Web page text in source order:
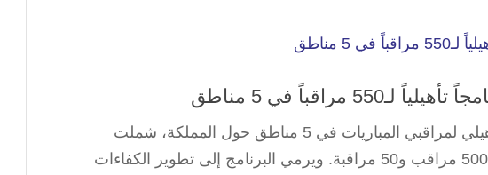
مراقباً في 5 مناطق
اختتم الاتحاد السعودي لكرة القدم برنامجه التأهيلي لمراقبي المباريات في 5 مناطق حول المملكة، شملت
الرياض وجدة والدمام وأبها والجوف، بمشاركة 500 مراقب و50 مراقبة. ويرمي البرنامج إلى تطوير الكفاءات